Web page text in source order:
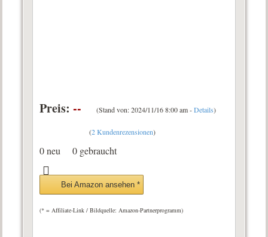
Preis: -- (Stand von: 2024/11/16 8:00 am -Details)
(2 Kundenrezensionen)
0 neu 0 gebraucht
Bei Amazon ansehen *
(* = Affiliate-Link / Bildquelle: Amazon-Partnerprogramm)